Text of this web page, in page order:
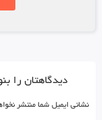
دیدگاهتان را
نشانی ایمیل شما منتشر